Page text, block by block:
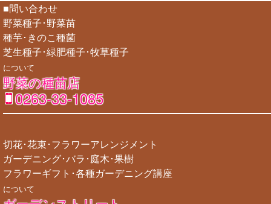
■問い合わせ
野菜種子･野菜苗
種芋･きのこ種菌
芝生種子･緑肥種子･牧草種子
について
野菜の種苗店
0263-33-1085
切花･花束･フラワーアレンジメント
ガーデニング･バラ･庭木･果樹
フラワーギフト･各種ガーデニング講座
について